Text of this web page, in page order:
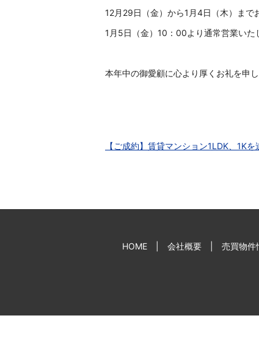
12月29日（金）から1月4日（木）まで
1月5日（金）10：00より通常営業いた
本年中の御愛顧に心より厚くお礼を申
【ご成約】賃貸マンション1LDK、1Kを
HOME 会社概要 売買物件